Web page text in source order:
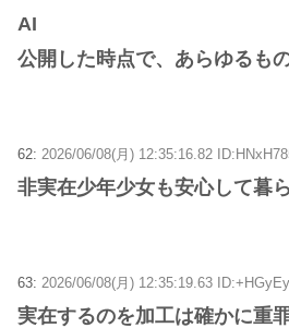
AI
公開した時点で、あらゆるも
62: 2026/06/08(月) 12:35:16.82
非実在少年少女も安心して暮
63: 2026/06/08(月) 12:35:19.63
実在するのを加工は確かに重